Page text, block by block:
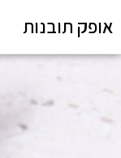
אופק תובנות